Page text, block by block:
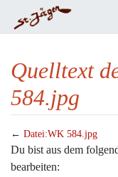
Quelltext
584.jpg
← Datei:WK 584.jpg
Wechseln zu:
Du bist aus dem
bearbeiten: